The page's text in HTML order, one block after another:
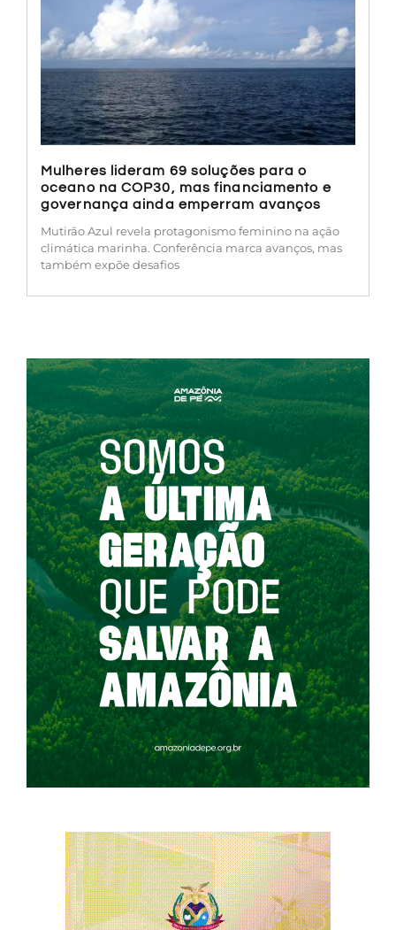
Mulheres lideram 69 soluções para o
oceano na COP30, mas financiamento e
governança ainda emperram avanços
Mutirão Azul revela protagonismo feminino na ação
climática marinha. Conferência marca avanços, mas
também expõe desafios